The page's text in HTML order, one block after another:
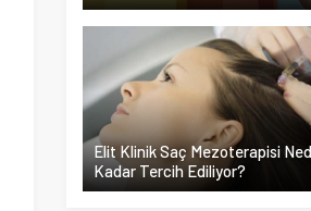
Elit Klinik Saç Mezoterapisi
Kadar Tercih Ediliyor?